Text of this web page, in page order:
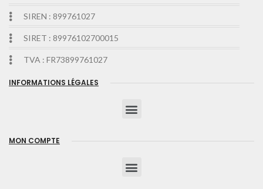
SIREN : 899761027
SIRET : 89976102700015
TVA : FR73899761027
INFORMATIONS LÉGALES
MON COMPTE